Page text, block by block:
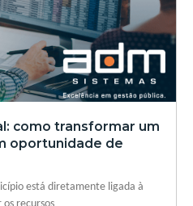
como transformar um
oportunidade de
está diretamente ligada à